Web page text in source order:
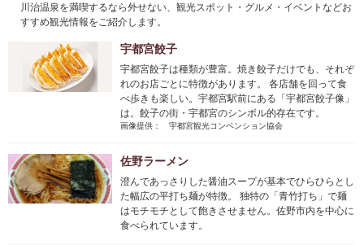
川治温泉を満喫するなら外せない、観光スポット・グルメ・イベントなどお
すすめ観光情報をご紹介します。
宇都宮餃子
宇都宮餃子は種類が豊富。焼き餃子だけでも、それぞ
れのお店ごとに特徴があります。 各店舗を回って食
べ歩きも楽しい。宇都宮駅前にある「宇都宮餃子像」
は。餃子の街・宇都宮のシンボル的存在です。
画像提供： 宇都宮観光コンベンション協会
佐野ラーメン
澄んであっさりした醤油スープが基本でひらひらとし
た幅広の平打ち麺が特徴。 独特の「青竹打ち」で麺
はモチモチとして飽きさせません。佐野市内を中心に
食べられています。